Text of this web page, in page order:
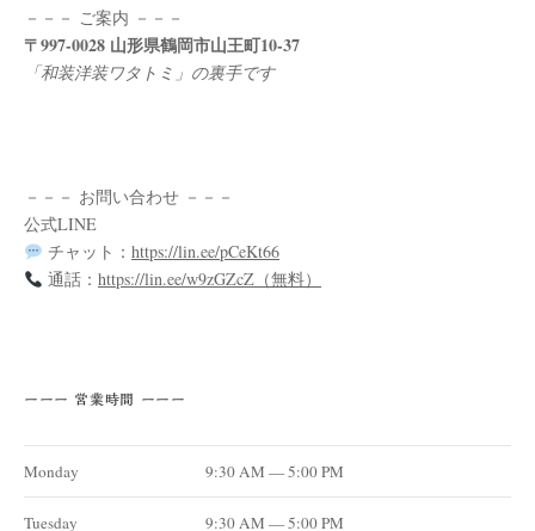
－－－ ご案内 －－－
〒997-0028 山形県鶴岡市山王町10-37
「和装洋装ワタトミ」の裏手です
－－－ お問い合わせ －－－
公式LINE
チャット：https://lin.ee/pCeKt66
通話：https://lin.ee/w9zGZcZ（無料）
ーーー 営業時間 ーーー
Monday 9:30 AM — 5:00 PM
Tuesday 9:30 AM — 5:00 PM